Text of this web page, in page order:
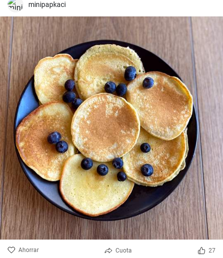
forma de hacer la paella, esta receta se acerca a la versión más
minipapkaci
Ahorrar Cuota 27